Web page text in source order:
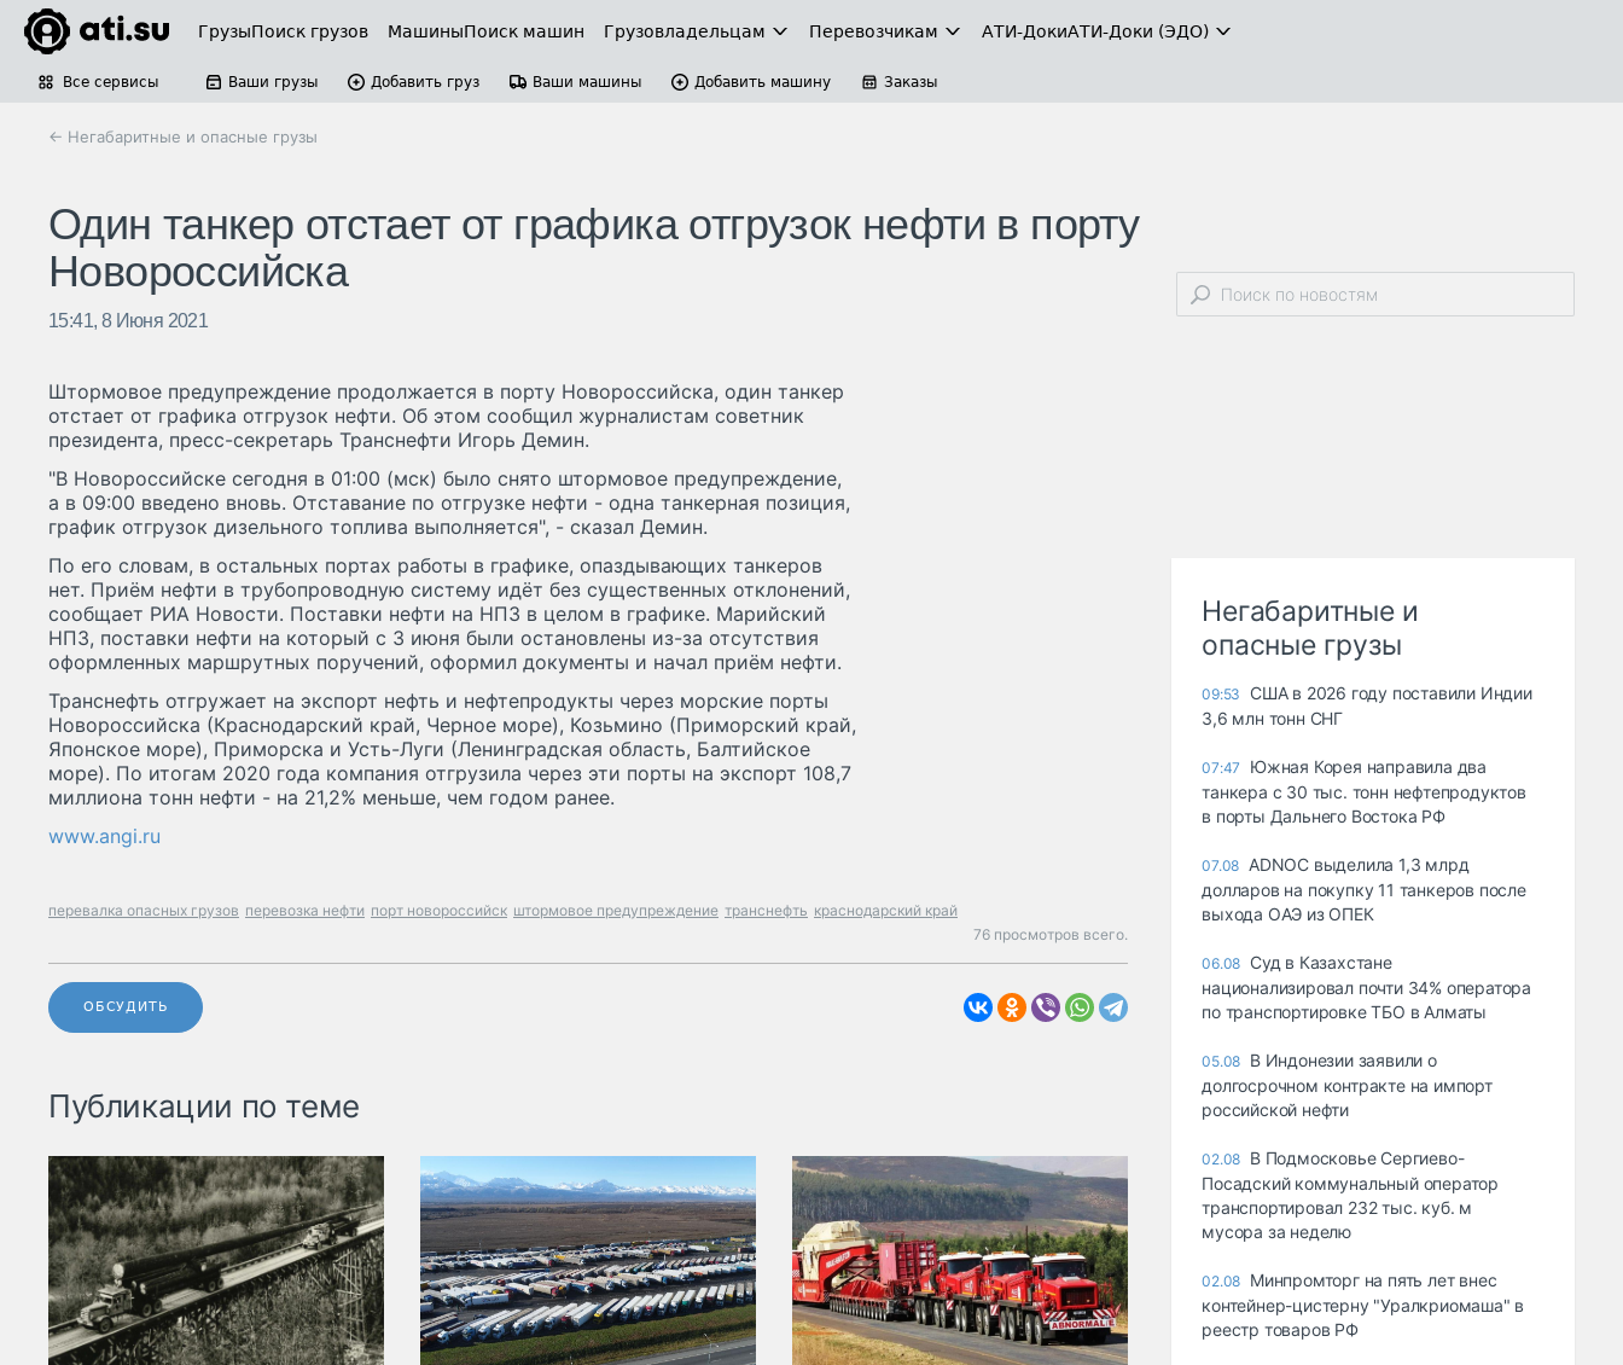
ГрузыПоиск грузов МашиныПоиск машин Грузовладельцам Перевозчикам АТИ-ДокиАТИ-Доки (ЭДО)
Все сервисы Ваши грузы Добавить груз Ваши машины Добавить машину Заказы
← Негабаритные и опасные грузы
Один танкер отстает от графика отгрузок нефти в порту
Новороссийска
15:41, 8 Июня 2021
Штормовое предупреждение продолжается в порту Новороссийска, один танкер
отстает от графика отгрузок нефти. Об этом сообщил журналистам советник
президента, пресс-секретарь Транснефти Игорь Демин.
"В Новороссийске сегодня в 01:00 (мск) было снято штормовое предупреждение,
а в 09:00 введено вновь. Отставание по отгрузке нефти - одна танкерная позиция,
график отгрузок дизельного топлива выполняется", - сказал Демин.
По его словам, в остальных портах работы в графике, опаздывающих танкеров
нет. Приём нефти в трубопроводную систему идёт без существенных отклонений,
сообщает РИА Новости. Поставки нефти на НПЗ в целом в графике. Марийский
НПЗ, поставки нефти на который с 3 июня были остановлены из-за отсутствия
оформленных маршрутных поручений, оформил документы и начал приём нефти.
Транснефть отгружает на экспорт нефть и нефтепродукты через морские порты
Новороссийска (Краснодарский край, Черное море), Козьмино (Приморский край,
Японское море), Приморска и Усть-Луги (Ленинградская область, Балтийское
море). По итогам 2020 года компания отгрузила через эти порты на экспорт 108,7
миллиона тонн нефти - на 21,2% меньше, чем годом ранее.
www.angi.ru
перевалка опасных грузов перевозка нефти порт новороссийск штормовое предупреждение транснефть краснодарский край
76 просмотров всего.
ОБСУДИТЬ
Публикации по теме
Негабаритные и
опасные грузы
09:53
США в 2026 году поставили Индии
3,6 млн тонн СНГ
07:47
Южная Корея направила два
танкера с 30 тыс. тонн нефтепродуктов
в порты Дальнего Востока РФ
07.08 ADNOC выделила 1,3 млрд
долларов на покупку 11 танкеров после
выхода ОАЭ из ОПЕК
06.08 Суд в Казахстане
национализировал почти 34% оператора
по транспортировке ТБО в Алматы
05.08 В Индонезии заявили о
долгосрочном контракте на импорт
российской нефти
02.08 В Подмосковье Сергиево-
Посадский коммунальный оператор
транспортировал 232 тыс. куб. м
мусора за неделю
02.08 Минпромторг на пять лет внес
контейнер-цистерну "Уралкриомаша" в
реестр товаров РФ